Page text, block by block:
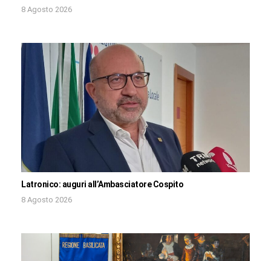
8 Agosto 2026
Latronico: auguri all’Ambasciatore Cospito
8 Agosto 2026